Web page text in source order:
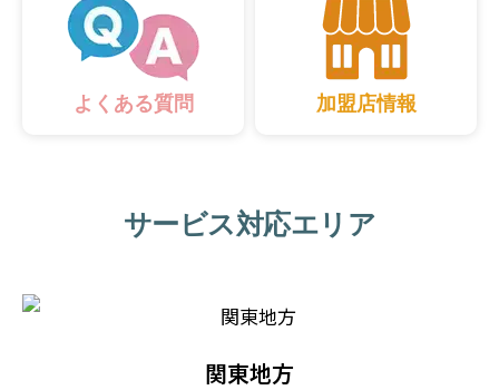
よくある質問 加盟店情報
サービス対応エリア
関東地方